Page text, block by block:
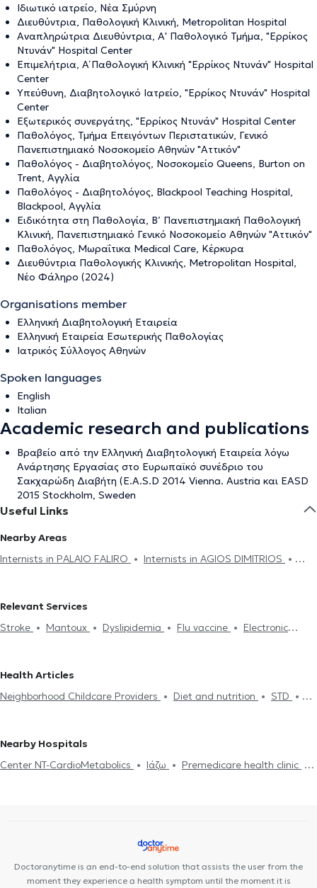
Ιδιωτικό ιατρείο, Νέα Σμύρνη
Διευθύντρια, Παθολογική Κλινική, Metropolitan Hospital
Αναπληρώτρια Διευθύντρια, Α' Παθολογικό Τμήμα, "Ερρίκος
Ντυνάν" Hospital Center
Επιμελήτρια, Α΄ Παθολογική Κλινική "Ερρίκος Ντυνάν" Hospital
Center
Υπεύθυνη, Διαβητολογικό Ιατρείο, "Ερρίκος Ντυνάν" Hospital
Center
Εξωτερικός συνεργάτης, "Ερρίκος Ντυνάν" Hospital Center
Παθολόγος, Τμήμα Επειγόντων Περιστατικών, Γενικό
Πανεπιστημιακό Νοσοκομείο Αθηνών "Αττικόν"
Παθολόγος - Διαβητολόγος, Νοσοκομείο Queens, Burton on
Trent, Αγγλία
Παθολόγος - Διαβητολόγος, Blackpool Teaching Hospital,
Blackpool, Αγγλία
Ειδικότητα στη Παθολογία, Β’ Πανεπιστημιακή Παθολογική
Κλινική, Πανεπιστημιακό Γενικό Νοσοκομείο Αθηνών "Αττικόν"
Παθολόγος, Μωραΐτικα Medical Care, Κέρκυρα
Διευθύντρια Παθολογικής Κλινικής, Metropolitan Hospital,
Νέο Φάληρο (2024)
Organisations member
Ελληνική Διαβητολογική Εταιρεία
Ελληνική Εταιρεία Εσωτερικής Παθολογίας
Ιατρικός Σύλλογος Αθηνών
Spoken languages
English
Italian
Academic research and publications
Βραβείο από την Ελληνική Διαβητολογική Εταιρεία λόγω
Ανάρτησης Εργασίας στο Ευρωπαϊκό συνέδριο του
Σακχαρώδη Διαβήτη (E.A.S.D 2014 Vienna. Austria και EASD
2015 Stockholm, Sweden
Useful Links
Nearby Areas
Internists in PALAIO FALIRO
Internists in AGIOS DIMITRIOS
in ILIOUPOLI
Internists in KOUKAKI
Internists in PETRALONA
Internists in PAGRATI
Internists in
Relevant Services
Stroke
Mantoux Dyslipidemia Flu vaccine
Electronic
Hypertension
Driving License
Strep test Κάρτα υγείας αθλητή
Flu test
Health Articles
Neighborhood Childcare Providers
Diet and nutrition
STD
Nearby Hospitals
Center NT-CardioMetabolics
Ιάζω
Premedicare health clinic
Doctoranytime is an end-to-end solution that assists the user from the
moment they experience a health symptom until the moment it is